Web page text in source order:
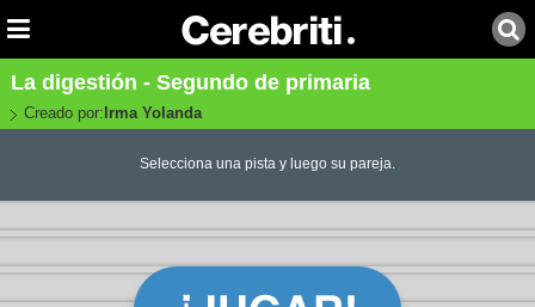
La digestión - Segundo de primaria
Creado por: Irma Yolanda
Selecciona una pista y luego su pareja.